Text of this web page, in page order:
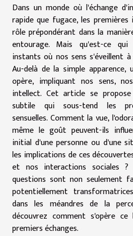
Dans un monde où l'échange
rapide que fugace, les
rôle prépondérant dans la
entourage. Mais qu'est-ce
instants où nos sens s'éveillent
Au-delà de la simple apparence,
opère, impliquant nos sens,
intellect. Cet article se
subtile qui sous-tend les
sensuelles. Comment la vue,
même le goût peuvent-ils
initial d'une personne ou d'une
les implications de ces
et nos interactions sociales ?
questions sont non seulement
potentiellement
dans les méandres de la
découvrez comment s'opère
premiers échanges.